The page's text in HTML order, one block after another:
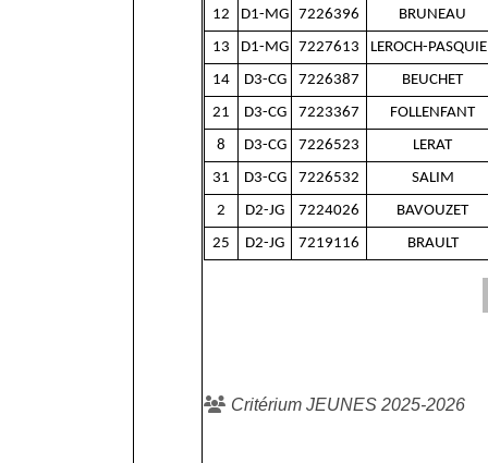
12
D1-MG 7226396
BRUNEAU
13
D1-MG 7227613
LEROCH-
14
D3-CG 7226387
BEUCHET
21
D3-CG 7223367
FOLLENFANT
8
D3-CG 7226523
LERAT
31
D3-CG 7226532
SALIM
2
D2-JG 7224026
BAVOUZET
25
D2-JG 7219116 BRAULT
Critérium JEUNES 2025-2026